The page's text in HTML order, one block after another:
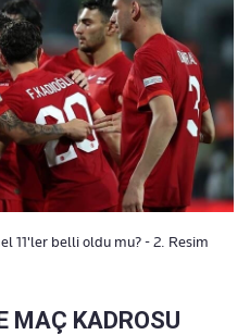
11'ler belli oldu mu? - 2. Resim
MAÇ KADROSU